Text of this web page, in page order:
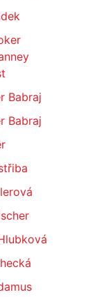
Babraj
Babraj